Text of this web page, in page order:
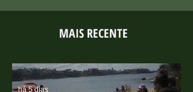
MAIS RECENTE